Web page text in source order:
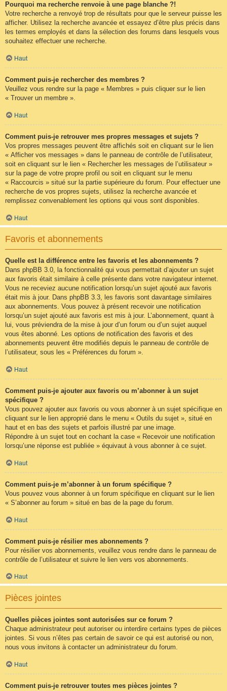
Pourquoi ma recherche renvoie à une page blanche ?!
Votre recherche a renvoyé trop de résultats pour que le serveur puisse les
afficher. Utilisez la recherche avancée et essayez d’être plus précis dans
les termes employés et dans la sélection des forums dans lesquels vous
souhaitez effectuer une recherche.
Haut
Comment puis-je rechercher des membres ?
Veuillez vous rendre sur la page « Membres » puis cliquer sur le lien
« Trouver un membre ».
Haut
Comment puis-je retrouver mes propres messages et sujets ?
Vos propres messages peuvent être affichés soit en cliquant sur le lien
« Afficher vos messages » dans le panneau de contrôle de l’utilisateur,
soit en cliquant sur le lien « Rechercher les messages de l’utilisateur »
sur la page de votre propre profil ou soit en cliquant sur le menu
« Raccourcis » situé sur la partie supérieure du forum. Pour effectuer une
recherche de vos propres sujets, utilisez la recherche avancée et
remplissez convenablement les options qui vous sont disponibles.
Haut
Favoris et abonnements
Quelle est la différence entre les favoris et les abonnements ?
Dans phpBB 3.0, la fonctionnalité qui vous permettait d’ajouter un sujet
aux favoris était similaire à celle présente dans votre navigateur internet.
Vous ne receviez aucune notification lorsqu’un sujet ajouté aux favoris
était mis à jour. Dans phpBB 3.3, les favoris sont davantage similaires
aux abonnements. Vous pouvez à présent recevoir une notification
lorsqu’un sujet ajouté aux favoris est mis à jour. L’abonnement, quant à
lui, vous préviendra de la mise à jour d’un forum ou d’un sujet auquel
vous êtes abonné. Les options de notification des favoris et des
abonnements peuvent être modifiés depuis le panneau de contrôle de
l’utilisateur, sous les « Préférences du forum ».
Haut
Comment puis-je ajouter aux favoris ou m’abonner à un sujet
spécifique ?
Vous pouvez ajouter aux favoris ou vous abonner à un sujet spécifique en
cliquant sur le lien approprié dans le menu « Outils du sujet », situé en
haut et en bas des sujets et parfois illustré par une image.
Répondre à un sujet tout en cochant la case « Recevoir une notification
lorsqu’une réponse est publiée » équivaut à vous abonner à ce sujet.
Haut
Comment puis-je m’abonner à un forum spécifique ?
Vous pouvez vous abonner à un forum spécifique en cliquant sur le lien
« S’abonner au forum » situé en bas de la page du forum.
Haut
Comment puis-je résilier mes abonnements ?
Pour résilier vos abonnements, veuillez vous rendre dans le panneau de
contrôle de l’utilisateur et suivre le lien vers vos abonnements.
Haut
Pièces jointes
Quelles pièces jointes sont autorisées sur ce forum ?
Chaque administrateur peut autoriser ou interdire certains types de pièces
jointes. Si vous n’êtes pas certain de savoir ce qui est autorisé ou non,
nous vous invitons à contacter un administrateur du forum.
Haut
Comment puis-je retrouver toutes mes pièces jointes ?